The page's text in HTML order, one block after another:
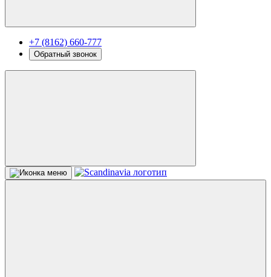
+7 (8162) 660-777
Обратный звонок